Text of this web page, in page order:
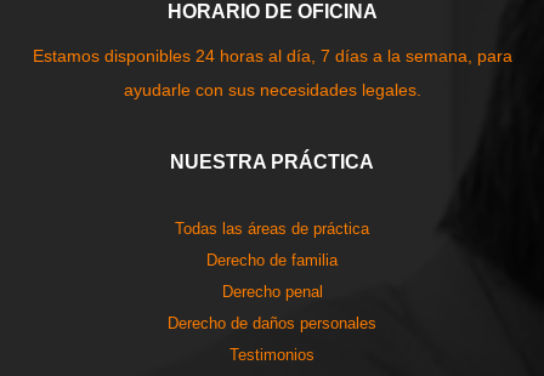
HORARIO DE OFICINA
Estamos disponibles 24 horas al día, 7 días a la semana, para
ayudarle con sus necesidades legales.
NUESTRA PRÁCTICA
Todas las áreas de práctica
Derecho de familia
Derecho penal
Derecho de daños personales
Testimonios